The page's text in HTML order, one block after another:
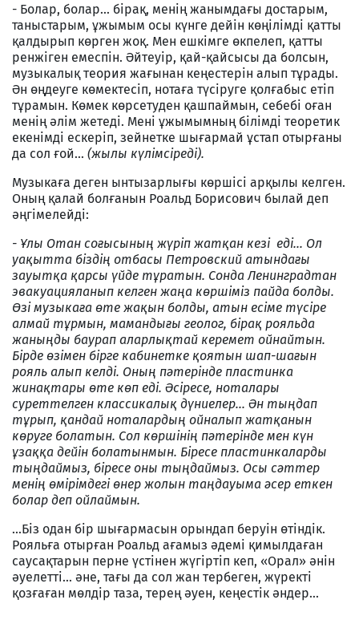
- Болар, болар... бірақ, менің жанымдағы достарым,
таныстарым, ұжымым осы күнге дейін көңілімді қатты
қалдырып көрген жоқ. Мен ешкімге өкпелеп, қатты
ренжіген емеспін. Әйтеуір, қай-қайсысы да болсын,
музыкалық теория жағынан кеңестерін алып тұрады.
Ән өңдеуге көмектесіп, нотаға түсіруге қолғабыс етіп
тұрамын. Көмек көрсетуден қашпаймын, себебі оған
менің әлім жетеді. Мені ұжымымның білімді теоретик
екенімді ескеріп, зейнетке шығармай ұстап отырғаны
да сол ғой... (жылы күлімсіреді).
Музыкаға деген ынтызарлығы көршісі арқылы келген.
Оның қалай болғанын Роальд Борисович былай деп
әңгімелейді:
- Ұлы Отан соғысының жүріп жатқан кезі еді... Ол
уақытта біздің отбасы Петровский атындағы
зауытқа қарсы үйде тұратын. Сонда Ленинградтан
эвакуацияланып келген жаңа көршіміз пайда болды.
Өзі музыкаға өте жақын болды, атын есіме түсіре
алмай тұрмын, мамандығы геолог, бірақ рояльда
жаныңды баурап аларлықтай керемет ойнайтын.
Бірде өзімен бірге кабинетке қоятын шап-шағын
рояль алып келді. Оның пәтерінде пластинка
жинақтары өте көп еді. Әсіресе, ноталары
суреттелген классикалық дүниелер... Ән тыңдап
тұрып, қандай ноталардың ойналып жатқанын
көруге болатын. Сол көршінің пәтерінде мен күн
ұзаққа дейін болатынмын. Біресе пластинкаларды
тыңдаймыз, біресе оны тыңдаймыз. Осы сәттер
менің өмірімдегі өнер жолын таңдауыма әсер еткен
болар деп ойлаймын.
...Біз одан бір шығармасын орындап беруін өтіндік.
Рояльға отырған Роальд ағамыз әдемі қимылдаған
саусақтарын перне үстінен жүгіртіп кеп, «Орал» әнін
әуелетті... әне, тағы да сол жан тербеген, жүректі
қозғаған мөлдір таза, терең әуен, кеңестік әндер...